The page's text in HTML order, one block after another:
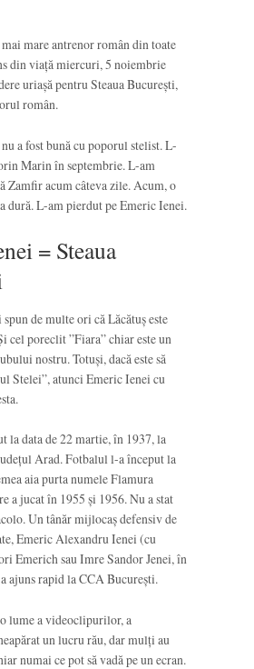
mare antrenor român din toate
din viață miercuri, 5 noiembrie
uriașă pentru Steaua București,
român.
a fost bună cu poporul stelist. L-
Marin în septembrie. L-am
Zamfir acum câteva zile. Acum, o
dură. L-am pierdut pe Emeric Ienei.
= Steaua
de multe ori că Lăcătuș este
cel poreclit ”Fiara” chiar este un
nostru. Totuși, dacă este să
Stelei”, atunci Emeric Ienei cu
la data de 22 martie, în 1937, la
Arad. Fotbalul l-a început la
aia purta numele Flamura
a jucat în 1955 și 1956. Nu a stat
Un tânăr mijlocaș defensiv de
Emeric Alexandru Ienei (cu
Emerich sau Imre Sandor Jenei, în
ajuns rapid la CCA București.
lume a videoclipurilor, a
un lucru rău, dar mulți au
numai ce pot să vadă pe un ecran.